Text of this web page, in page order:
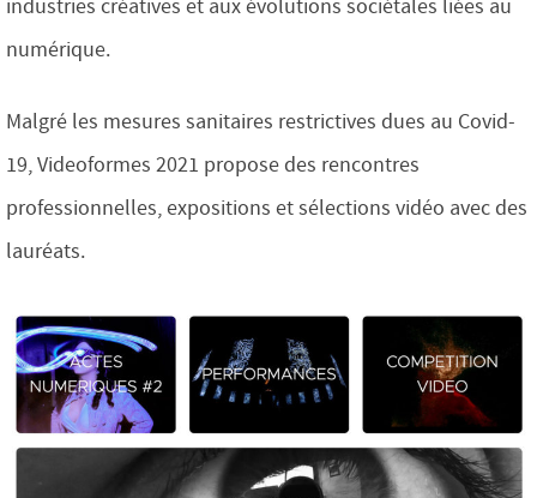
industries créatives et aux évolutions sociétales liées au
numérique.
Malgré les mesures sanitaires restrictives dues au Covid-
19, Videoformes 2021 propose des rencontres
professionnelles, expositions et sélections vidéo avec des
lauréats.